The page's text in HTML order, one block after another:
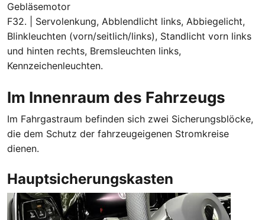
Gebläsemotor
F32. | Servolenkung, Abblendlicht links, Abbiegelicht,
Blinkleuchten (vorn/seitlich/links), Standlicht vorn links
und hinten rechts, Bremsleuchten links,
Kennzeichenleuchten.
Im Innenraum des Fahrzeugs
Im Fahrgastraum befinden sich zwei Sicherungsblöcke,
die dem Schutz der fahrzeugeigenen Stromkreise
dienen.
Hauptsicherungskasten